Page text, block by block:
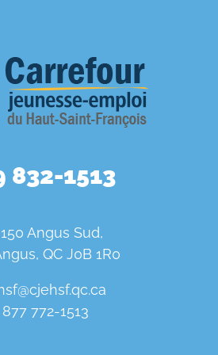
832-1513
Angus Sud,
QC J0B 1R0
877 772-1513